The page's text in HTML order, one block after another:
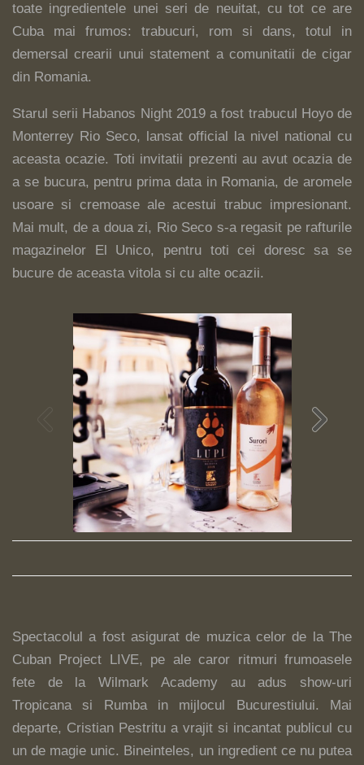
toate ingredientele unei seri de neuitat, cu tot ce are
Cuba mai frumos: trabucuri, rom si dans, totul in
demersal crearii unui statement a comunitatii de cigar
din Romania.
Starul serii Habanos Night 2019 a fost trabucul Hoyo de
Monterrey Rio Seco, lansat official la nivel national cu
aceasta ocazie. Toti invitatii prezenti au avut ocazia de
a se bucura, pentru prima data in Romania, de aromele
usoare si cremoase ale acestui trabuc impresionant.
Mai mult, de a doua zi, Rio Seco s-a regasit pe rafturile
magazinelor El Unico, pentru toti cei doresc sa se
bucure de aceasta vitola si cu alte ocazii.
Spectacolul a fost asigurat de muzica celor de la The
Cuban Project LIVE, pe ale caror ritmuri frumoasele
fete de la Wilmark Academy au adus show-uri
Tropicana si Rumba in mijlocul Bucurestiului. Mai
departe, Cristian Pestritu a vrajit si incantat publicul cu
un de magie unic. Bineinteles, un ingredient ce nu putea